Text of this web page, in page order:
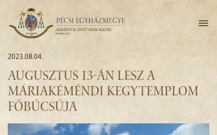
2023.08.04.
AUGUSZTUS 13-ÁN LESZ A
MÁRIAKÉMÉNDI KEGYTEMPLOM
FŐBÚCSÚJA